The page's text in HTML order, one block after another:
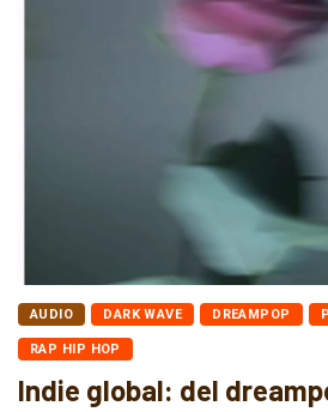
AUDIO DARK WAVE DREAMPOP
RAP HIP HOP
Indie global: del